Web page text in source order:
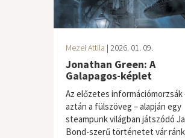
Mezei Attila | 2026. 01. 09.
Jonathan Green: A
Galapagos-képlet
Az előzetes információmorzsák
aztán a fülszöveg – alapján egy
steampunk világban játszódó
Bond-szerű történetet vár